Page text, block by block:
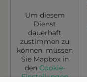
Um diesem
Dienst
dauerhaft
zustimmen zu
können, müssen
Sie Mapboxin
den Cookie-
Einstellungen